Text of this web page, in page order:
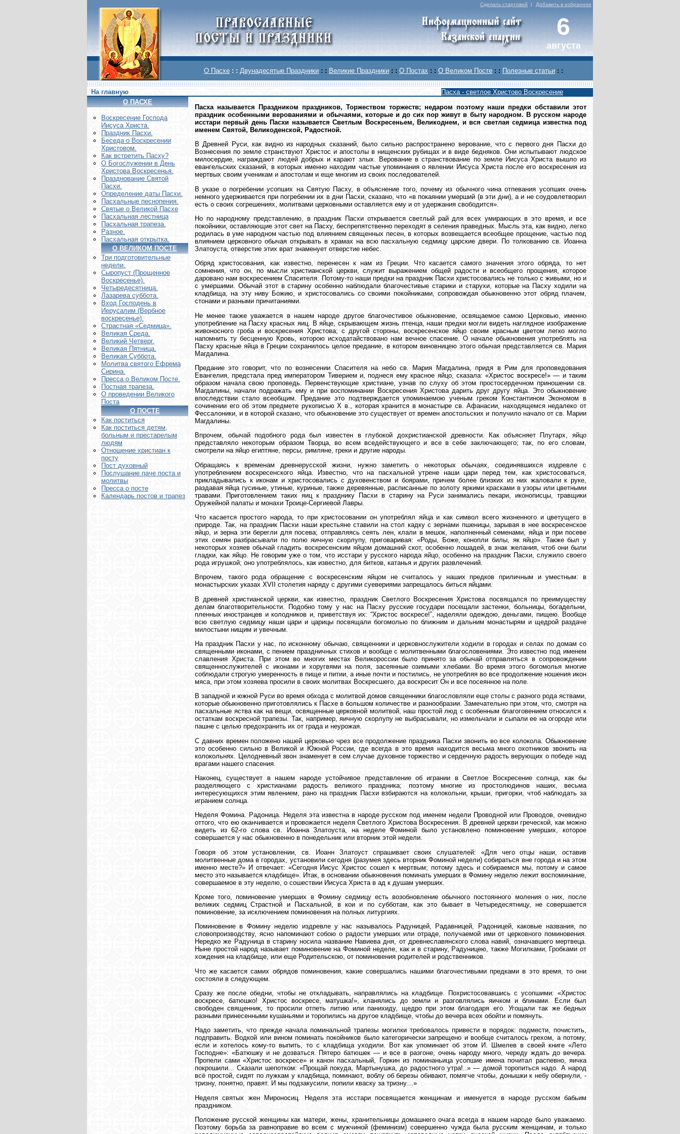
Сделать стартовой | Добавить в избранное
6
августа
О Пасхе : : Двунадесятые Праздники : : Великие Праздники : : О Постах : : О Великом Посте : : Полезные статьи : :
На главную
Пасха - светлое Христово Воскресение
О ПАСХЕ
Воскреcение Господа
Иисуса Христа.
Праздник Пасхи.
Беседа о Воскресении
Христовом.
Как встретить Пасху?
О Богослужении в День
Христова Воскресенья.
Празднование Святой
Пасхи.
Определение даты Пасхи.
Пасхальные песнопения.
Святые о Великой Пасхе
Пасхальная лестница
Пасхальная трапеза.
Разное.
Пасхальная открытка.
О ВЕЛИКОМ ПОСТЕ
Три подготовительные
недели.
Сыропуст (Прощенное
Воскресенье).
Четыредесятница.
Лазарева суббота.
Вход Господень в
Иерусалим (Вербное
воскресенье).
Страстная «Седмица».
Великая Среда.
Великий Четверг.
Великая Пятница.
Великая Суббота.
Молитва святого Ефрема
Сирина.
Пресса о Великом Посте.
Постная трапеза.
О проведении Великого
Поста
О ПОСТЕ
Как поститься
Как поститься детям,
больным и престарелым
людям
Отношение христиан к
посту
Пост духовный
Послушание паче поста и
молитвы
Пресса о посте
Календарь постов и трапез
Пасха называется Праздником праздников, Торжеством торжеств; недаром поэтому наши предки обставили этот
праздник особенными верованиями и обычаями, которые и до сих пор живут в быту народном. В русском народе
исстари первый день Пасхи называется Светлым Воскресеньем, Великоднем, и вся светлая седмица известна под
именем Святой, Великоденской, Радостной.
В Древней Руси, как видно из народных сказаний, было сильно распространено верование, что с первого дня Пасхи до
Вознесения по земле странствуют Христос и апостолы в нищенских рубищах и в виде бедняков. Они испытывают людское
милосердие, награждают людей добрых и карают злых. Верование в странствование по земле Иисуса Христа вышло из
евангельских сказаний, в которых именно находим частые упоминания о явлении Иисуса Христа после его воскресения из
мертвых своим ученикам и апостолам и еще многим из своих последователей.
В указе о погребении усопших на Святую Пасху, в объяснение того, почему из обычного чина отпевания усопших очень
немного удерживается при погребении их в дни Пасхи, сказано, что «в покаянии умерший (в эти дни), а и не соудовлетворил
есть о своих согрешениях, молитвами церковными оставляется ему и от удержания свободится».
Но по народному представлению, в праздник Пасхи открывается светлый рай для всех умирающих в это время, и все
покойники, оставляющие этот свет на Пасху, беспрепятственно переходят в селения праведных. Мысль эта, как видно, легко
родилась в уме народном частью под влиянием священных песен, в которых возвещается всеобщее прощение, частью под
влиянием церковного обычая открывать в храмах на всю пасхальную седмицу царские двери. По толкованию св. Иоанна
Златоуста, отверстие этих врат знаменует отверстие небес.
Обряд христосования, как известно, перенесен к нам из Греции. Что касается самого значения этого обряда, то нет
сомнения, что он, по мысли христианской церкви, служит выражением общей радости и всеобщего прощения, которое
даровано нам воскресением Спасителя. Потому-то наши предки на праздник Пасхи христосовались не только с живыми, но и
с умершими. Обычай этот в старину особенно наблюдали благочестивые старики и старухи, которые на Пасху ходили на
кладбища, на эту ниву Божию, и христосовались со своими покойниками, сопровождая обыкновенно этот обряд плачем,
стонами и разными причитаниями.
Не менее также уважается в нашем народе другое благочестивое обыкновение, освящаемое самою Церковью, именно
употребление на Пасху красных яиц. В яйце, скрывающем жизнь птенца, наши предки могли видеть наглядное изображение
живоносного гроба и воскресения Христова; с другой стороны, воскресенское яйцо своим красным цветом легко могло
напомнить ту бесценную Кровь, которою исходатайствовано нам вечное спасение. О начале обыкновения употреблять на
Пасху красные яйца в Греции сохранилось целое предание, в котором виновницею этого обычая представляется св. Мария
Магдалина.
Предание это говорит, что по вознесении Спасителя на небо св. Мария Магдалина, придя в Рим для проповедования
Евангелия, предстала пред императором Тиверием и, поднеся ему красное яйцо, сказала: «Христос воскресе!» — и таким
образом начала свою проповедь. Первенствующие христиане, узнав по слуху об этом простосердечном приношении св.
Магдалины, начали подражать ему и при воспоминании Воскресения Христова дарить друг другу яйца. Это обыкновение
впоследствии стало всеобщим. Предание это подтверждается упоминаемою ученым греком Константином Экономом в
сочинении его об этом предмете рукописью Х в., которая хранится в монастыре св. Афанасии, находящемся недалеко от
Фессалоники, и в которой сказано, что обыкновение это существует от времен апостольских и получило начало от св. Марии
Магдалины.
Впрочем, обычай подобного рода был известен в глубокой дохристианской древности. Как объясняет Плутарх, яйцо
представляло некоторым образом Творца, во всем вседействующего и все в себе заключающего; так, по его словам,
смотрели на яйцо египтяне, персы, римляне, греки и другие народы.
Обращаясь к временам древнерусской жизни, нужно заметить о некоторых обычаях, соединявшихся издревле с
употреблением воскресенского яйца. Известно, что на пасхальной утрене наши цари перед тем, как христосоваться,
прикладывались к иконам и христосовались с духовенством и боярами, причем более близких из них жаловали к руке,
раздавая яйца гусиные, утиные, куриные, также деревянные, расписанные по золоту яркими красками в узоры или цветными
травами. Приготовлением таких яиц к празднику Пасхи в старину на Руси занимались пекари, иконописцы, травщики
Оружейной палаты и монахи Троице-Сергиевой Лавры.
Что касается простого народа, то при христосовании он употреблял яйца и как символ всего жизненного и цветущего в
природе. Так, на праздник Пасхи наши крестьяне ставили на стол кадку с зернами пшеницы, зарывая в нее воскресенское
яйцо, и зерна эти берегли для посева; отправляясь сеять лен, клали в мешок, наполненный семенами, яйца и при посеве
этих семян разбрасывали по полю яичную скорлупу, приговаривая: «Роды, Боже, конопли билы, як яйцо». Также был у
некоторых хозяев обычай гладить воскресенским яйцом домашний скот, особенно лошадей, в знак желания, чтоб они были
гладки, как яйцо. Не говорим уже о том, что исстари у русского народа яйцо, особенно на праздник Пасхи, служило своего
рода игрушкой; оно употреблялось, как известно, для битков, катанья и других развлечений.
Впрочем, такого рода обращение с воскресенским яйцом не считалось у наших предков приличным и уместным: в
монастырских указах XVII столетия наряду с другими суевериями запрещалось биться яйцами.
В древней христианской церкви, как известно, праздник Светлого Воскресения Христова посвящался по преимуществу
делам благотворительности. Подобно тому у нас на Пасху русские государи посещали застенки, больницы, богадельни,
пленных иностранцев и колодников и, приветствуя их: “Христос воскресе!”, наделяли одеждою, деньгами, пищею. Вообще
всю светлую седмицу наши цари и царицы посвящали богомолью по ближним и дальним монастырям и щедрой раздаче
милостыни нищим и увечным.
На праздник Пасхи у нас, по исконному обычаю, священники и церковнослужители ходили в городах и селах по домам со
священными иконами, с пением праздничных стихов и вообще с молитвенными благословениями. Это известно под именем
славления Христа. При этом во многих местах Великороссии было принято за обычай отправляться в сопровождении
священнослужителей с иконами и хоругвями на поля, засеянные озимыми хлебами. Во время этого богомолья многие
соблюдали строгую умеренность в пище и питии, а иные почти и постились, не употребляя во все продолжение ношения икон
мяса, при этом хозяева просили в своих молитвах Воскресшего, да воскресит Он и все посеянное на поле.
В западной и южной Руси во время обхода с молитвой домов священники благословляли еще столы с разного рода яствами,
которые обыкновенно приготовлялись к Пасхе в большом количестве и разнообразии. Замечательно при этом, что, смотря на
пасхальные яства как на вещи, освященные церковной молитвой, наш простой люд с особенным благоговением относился к
остаткам воскресной трапезы. Так, например, яичную скорлупу не выбрасывали, но измельчали и сыпали ее на огороде или
пашне с целью предохранить их от града и неурожая.
С давних времен положено нашей церковью чрез все продолжение праздника Пасхи звонить во все колокола. Обыкновение
это особенно сильно в Великой и Южной России, где всегда в это время находится весьма много охотников звонить на
колокольнях. Целодневный звон знаменует в сем случае духовное торжество и сердечную радость верующих о победе над
врагами нашего спасения.
Наконец, существует в нашем народе устойчивое представление об игрании в Светлое Воскресение солнца, как бы
разделяющего с христианами радость великого праздника; поэтому многие из простолюдинов наших, весьма
интересующихся этим явлением, рано на праздник Пасхи взбираются на колокольни, крыши, пригорки, чтоб наблюдать за
игранием солнца.
Неделя Фомина. Радоница. Неделя эта известна в народе русском под именем недели Проводной или Проводов, очевидно
оттого, что ею оканчивается и провожается неделя Светлого Христова Воскресения. В древней церкви греческой, как можно
видеть из 62-го слова св. Иоанна Златоуста, на неделе Фоминой было установлено поминовение умерших, которое
совершается у нас обыкновенно в понедельник или вторник этой недели.
Говоря об этом установлении, св. Иоанн Златоуст спрашивает своих слушателей: «Для чего отцы наши, оставив
молитвенные дома в городах, установили сегодня (разумея здесь вторник Фоминой недели) собираться вне города и на этом
именно месте?» И отвечает: «Сегодня Иисус Христос сошел к мертвым; потому здесь и собираемся мы, потому и самое
место это называется кладбище». Итак, в основании обыкновения поминать умерших в Фомину неделю лежит воспоминание,
совершаемое в эту неделю, о сошествии Иисуса Христа в ад к душам умерших.
Кроме того, поминовение умерших в Фомину седмицу есть возобновление обычного постоянного моления о них, после
великих седмиц Страстной и Пасхальной, в кои и по субботам, как это бывает в Четыредесятницу, не совершается
поминовение, за исключением поминовения на полных литургиях.
Поминовение в Фомину неделю издревле у нас называлось Радуницей, Радавницей, Радоницей, каковые названия, по
словопроизводству, ясно напоминают собою о радости умерших или отраде, получаемой ими от церковного поминовения.
Нередко же Радуница в старину носила название Навиева дня, от древнеславянского слова навий, означавшего мертвеца.
Ныне простой народ называет поминовение на Фоминой неделе, как и в старину, Радуницею, также Могилками, Гробками от
хождения на кладбище, или еще Родительскою, от поминовения родителей и родственников.
Что же касается самих обрядов поминовения, какие совершались нашими благочестивыми предками в это время, то они
состояли в следующем.
Сразу же после обедни, чтобы не откладывать, направлялись на кладбище. Похристосовавшись с усопшими: «Христос
воскресе, батюшко! Христос воскресе, матушка!», кланялись до земли и разговлялись яичком и блинами. Если был
свободен священник, то просили отпеть литию или панихиду, щедро при этом благодаря его. Угощали так же бедных
разными принесенными кушаньями и торопились на другое кладбище, чтобы до вечера всех обойти и помянуть.
Надо заметить, что прежде начала поминальной трапезы могилки требовалось привести в порядок: подмести, почистить,
подправить. Водкой или вином поминать покойников было категорически запрещено и вообще считалось грехом, а потому,
если и хотелось кому-то выпить, то с кладбища уходили. Вот как упоминает об этом И. Шмелев в своей книге «Лето
Господне»: «Батюшку и не дозваться. Пятеро батюшек — и все в разгоне, очень народу много, череду ждать до вечера.
Пропели сами «Христос воскресе» и канон пасхальный, Горкин из поминаньица усопшие имена почитал распевно, яичка
покрошили... Сказали шепотком: «Прощай покуда, Мартынушка, до радостного утра!..» — домой торопиться надо. А народ
всё простой, сидят по лужкам у кладбища, поминают, воблу об березы обивают, помягче чтобы, донышки к небу обернули, -
тризну, понятно, правят. И мы подзакусили, попили кваску за тризну…»
Неделя святых жен Мироносиц. Неделя эта исстари посвящается женщинам и именуется в народе русском бабьим
праздником.
Положение русской женщины как матери, жены, хранительницы домашнего очага всегда в нашем народе было уважаемо.
Поэтому борьба за равноправие во всем с мужчиной (феминизм) совершенно чужда была русским женщинам, и только